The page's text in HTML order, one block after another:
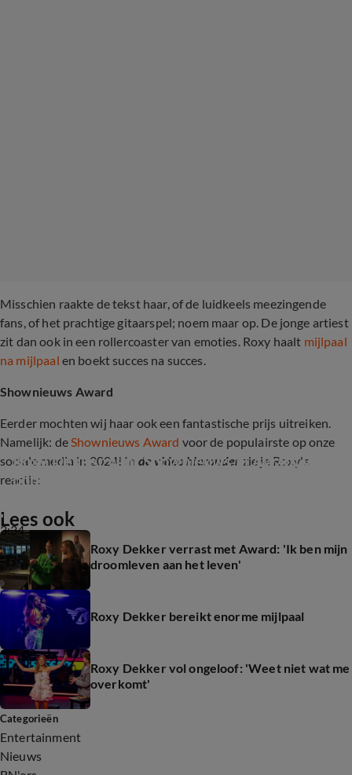
Misschien raakte de tekst haar, of de luidkeels meezingende
fans, of het prachtige gitaarspel; noem maar op. De jonge artiest
zit dan ook in een rollercoaster van emoties. Roxy haalt mijlpaal
na mijlpaal en boekt succes na succes.
Shownieuws Award
Eerder mochten wij haar ook een fantastische prijs uitreiken.
Namelijk: deShownieuws Award voor de populairste op onze
sociale media in 2024! In de video hieronder zie je Roxy's
reactie:
3:34
Roxy Dekker wint Shownieuws.nl Award voor
populairste op onze sociale media in 2024
Lees ook
Roxy Dekker verrast met Award: 'Ik ben mijn
droomleven aan het leven'
Roxy Dekker bereikt enorme mijlpaal
Roxy Dekker vol ongeloof: 'Weet niet wat me
overkomt'
Categorieën
Entertainment
Nieuws